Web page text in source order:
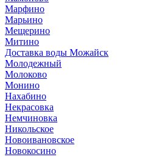
Марфино
Марьино
Мещерино
Митино
Доставка воды Можайск
Молодежный
Молоково
Монино
Нахабино
Некрасовка
Немчиновка
Никольское
Новоивановское
Новокосино